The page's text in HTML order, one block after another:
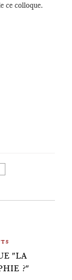
ce colloque.
"LA
?"